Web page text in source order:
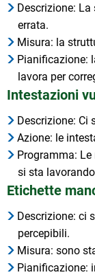
Descrizione:
errata.
Misura: la
Pianificazione:
lavora per
Intestazioni
Descrizione: Ci
Azione: le
Programma:
si sta
Etichette
Descrizione: ci
percepibili.
Misura: sono
Pianificazione: